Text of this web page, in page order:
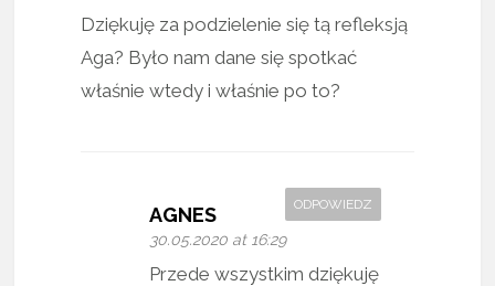
Dziękuję za podzielenie się tą refleksją
Aga? Było nam dane się spotkać
właśnie wtedy i właśnie po to?
AGNES
30.05.2020 at 16:29
ODPOWIEDZ
Przede wszystkim dziękuję